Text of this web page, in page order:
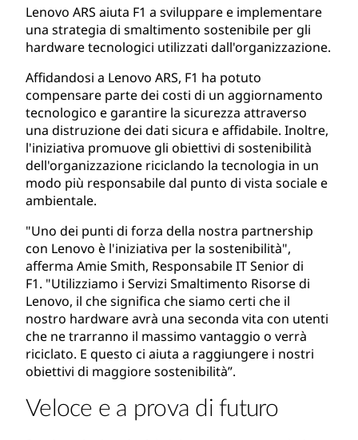
Lenovo ARS aiuta F1 a sviluppare e implementare
una strategia di smaltimento sostenibile per gli
hardware tecnologici utilizzati dall'organizzazione.
Affidandosi a Lenovo ARS, F1 ha potuto
compensare parte dei costi di un aggiornamento
tecnologico e garantire la sicurezza attraverso
una distruzione dei dati sicura e affidabile. Inoltre,
l'iniziativa promuove gli obiettivi di sostenibilità
dell'organizzazione riciclando la tecnologia in un
modo più responsabile dal punto di vista sociale e
ambientale.
"Uno dei punti di forza della nostra partnership
con Lenovo è l'iniziativa per la sostenibilità",
afferma Amie Smith, Responsabile IT Senior di
F1. "Utilizziamo i Servizi Smaltimento Risorse di
Lenovo, il che significa che siamo certi che il
nostro hardware avrà una seconda vita con utenti
che ne trarranno il massimo vantaggio o verrà
riciclato. E questo ci aiuta a raggiungere i nostri
obiettivi di maggiore sostenibilità”.
Veloce e a prova di futuro